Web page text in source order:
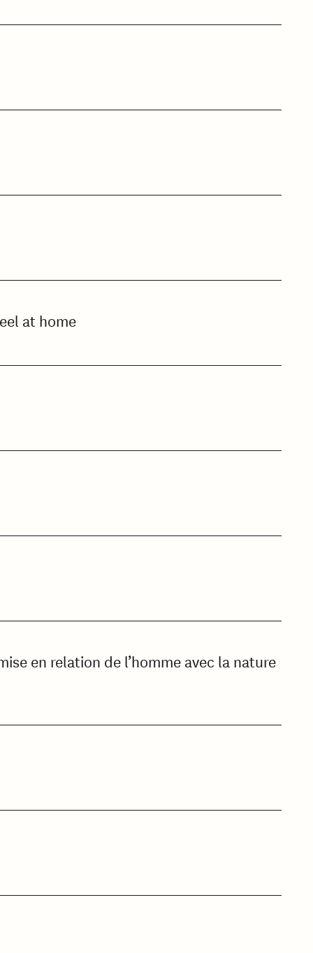
at home
en relation de l’homme avec la nature